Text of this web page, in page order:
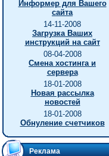
Информер для Вашего
сайта
14-11-2008
Загрузка Ваших
инструкций на сайт
08-04-2008
Смена хостинга и
сервера
18-01-2008
Новая рассылка
новостей
18-01-2008
Обнуление счетчиков
Реклама